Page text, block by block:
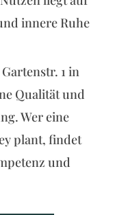
innere Ruhe
1 in
Qualität und
Wer eine
plant, findet
und